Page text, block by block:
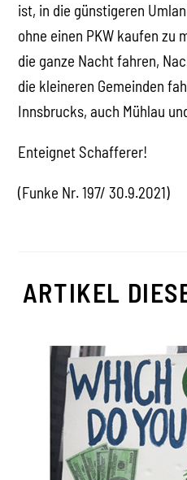
ist, in die günstigeren
ohne einen PKW kaufen zu
die ganze Nacht fahren,
die kleineren Gemeinden
Innsbrucks, auch Mühlau
Enteignet Schafferer!
(Funke Nr. 197/ 30.9.2021)
ARTIKEL